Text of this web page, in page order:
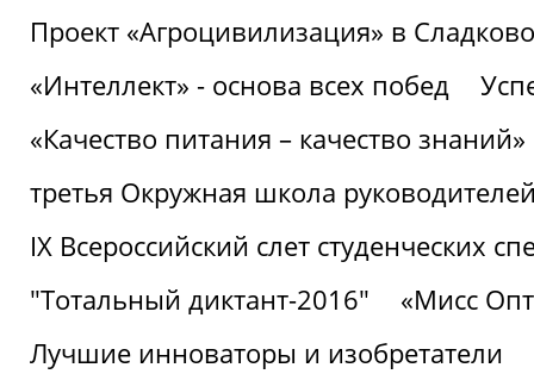
Проект «Агроцивилизация» в Сладково
«Интеллект» - основа всех побед
«Качество питания – качество знаний»
третья Окружная школа
IХ Всероссийский слет студенческих
"Тотальный диктант-2016"
«Мисс
Лучшие инноваторы и изобретатели